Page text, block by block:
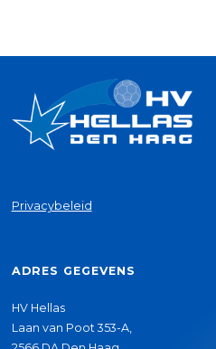
Privacybeleid
ADRES GEGEVENS
HV Hellas
Laan van Poot 353-A,